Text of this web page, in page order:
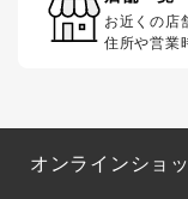
お近くの店
住所や営業
オンラインショ